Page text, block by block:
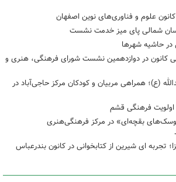
علوم و فناوری‌های نوین اصفهان
شمالی پای میز خدمت نشست
در حاشیه شهرها
کانون در دوازدهمین نشست شورای فرهنگی، هنری و
(ع)؛ همراهی مربیان و کودکان مرکز حاجی‌آباد در
اولویت فرهنگی قشم
بقچه‌ای» در مرکز فرهنگی‌هنری
تجربه ای شیرین از کتابخوانی در کانون بندرعباس